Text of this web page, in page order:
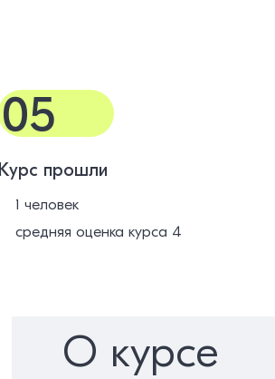
05
Курс прошли
1 человек
средняя оценка курса 4
О курсе